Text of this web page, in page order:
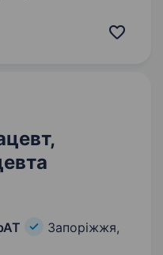
Вимоги:
Запоріжжя,